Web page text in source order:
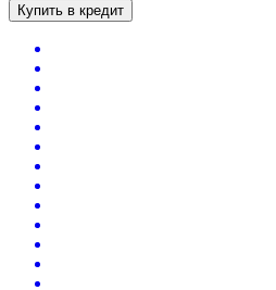
Купить в кредит